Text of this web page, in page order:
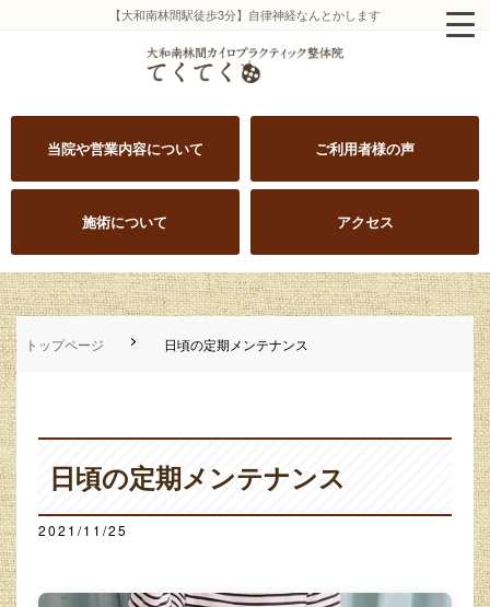
【大和南林間駅徒歩3分】自律神経なんとかします
当院や営業内容について ご利用者様の声
施術について アクセス
トップページ 日頃の定期メンテナンス
日頃の定期メンテナンス
2021/11/25